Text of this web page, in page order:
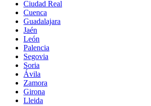
Ciudad Real
Cuenca
Guadalajara
Jaén
León
Palencia
Segovia
Soria
Ávila
Zamora
Girona
Lleida